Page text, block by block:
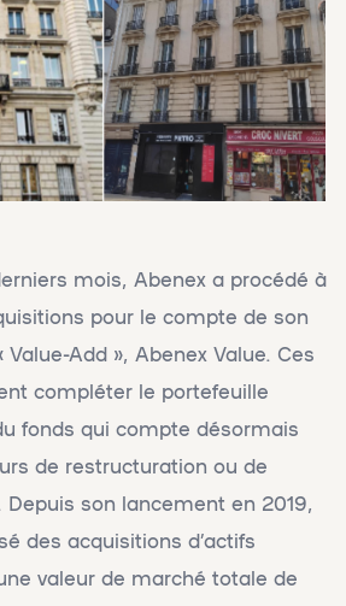
mois, Abenex a procédé à
pour le compte de son
Add », Abenex Value. Ces
compléter le portefeuille
fonds qui compte désormais
de restructuration ou de
son lancement en 2019,
des acquisitions d’actifs
valeur de marché totale de